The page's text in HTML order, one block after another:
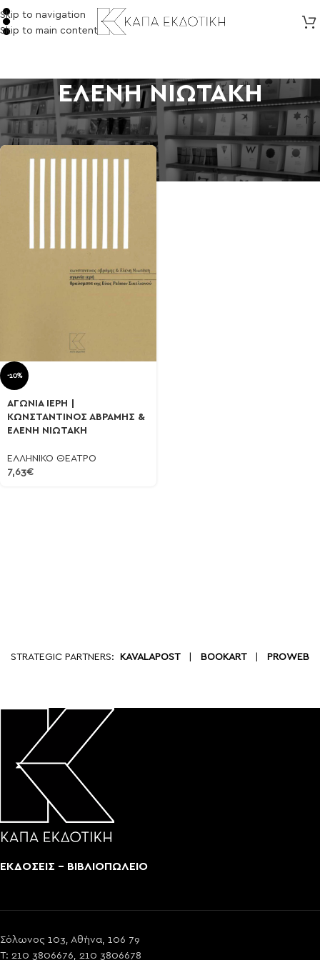
Skip to navigation
Skip to main content
ΕΛΕΝΗ ΝΙΩΤΑΚΗ
Αρχική σελίδα /Προϊόντα με ετικέτα “ΕΛΕΝΗ ΝΙΩΤΑΚΗ”
-10%
ΑΓΩΝΙΑ ΙΕΡΗ |
ΚΩΝΣΤΑΝΤΙΝΟΣ ΑΒΡΑΜΗΣ &
ΕΛΕΝΗ ΝΙΩΤΑΚΗ
ΕΛΛΗΝΙΚΟ ΘΕΑΤΡΟ
7,63€
STRATEGIC PARTNERS: KAVALAPOST| BOOKART| PROWEB
ΕΚΔΟΣΕΙΣ - ΒΙΒΛΙΟΠΩΛΕΙΟ
Σόλωνος 103, Αθήνα, 106 79
T: 210 3806676, 210 3806678